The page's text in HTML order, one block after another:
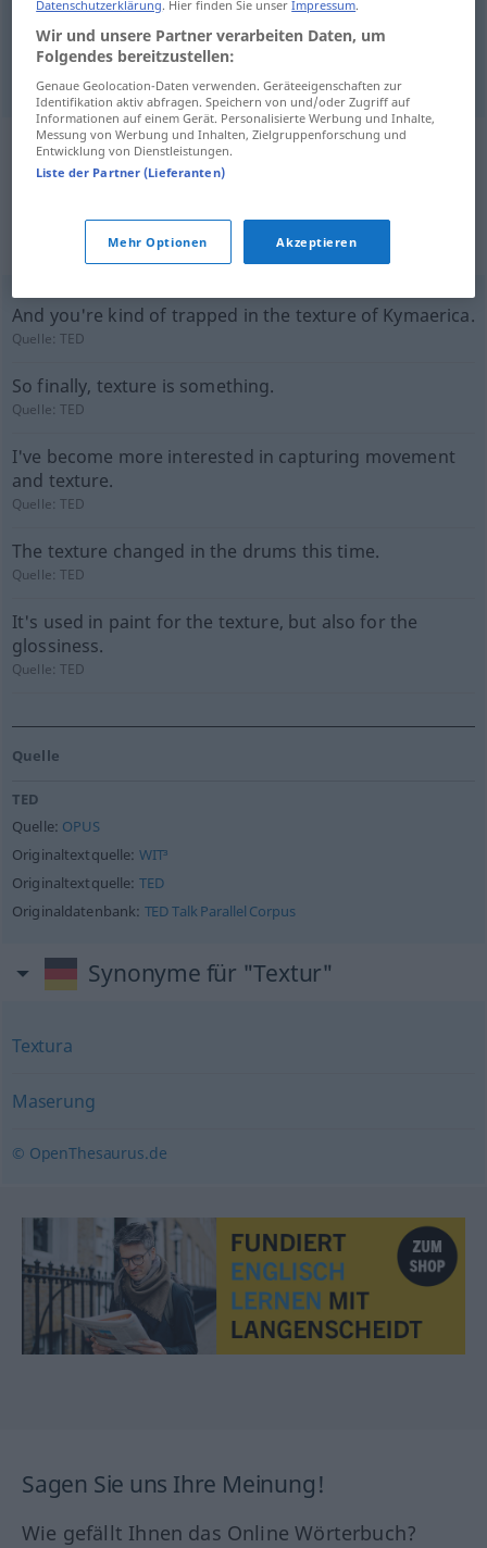
blackletter Textur BUCHDRUCK Textura
OldEnglish,Gothic Textur
Beispielsätze aus externen Quellen
für "Textur"
(nicht von der Langenscheidt Redaktion
geprüft)
And you're kind of trapped in the texture of Kymaerica.
Quelle:TED
So finally, texture is something.
Quelle:TED
I've become more interested in capturing movement
and texture.
Quelle:TED
The texture changed in the drums this time.
Quelle:TED
It's used in paint for the texture, but also for the
glossiness.
Quelle:TED
Quelle
TED
Quelle: OPUS
Originaltextquelle: WIT³
Originaltextquelle: TED
Originaldatenbank: TED Talk Parallel Corpus
Synonyme für "Textur"
Textura
Maserung
© OpenThesaurus.de
Sagen Sie uns Ihre Meinung!
Wie gefällt Ihnen das Online Wörterbuch?
Datenschutzerklärung. Hier finden Sie unserImpressum.
Wir und unsere Partner verarbeiten Daten, um
Folgendes bereitzustellen:
Genaue Geolocation-Daten verwenden. Geräteeigenschaften zur
Identifikation aktiv abfragen. Speichern von und/oder Zugriff auf
Informationen auf einem Gerät. Personalisierte Werbung und Inhalte,
Messung von Werbung und Inhalten, Zielgruppenforschung und
Entwicklung von Dienstleistungen.
Liste der Partner (Lieferanten)
Mehr Optionen Akzeptieren